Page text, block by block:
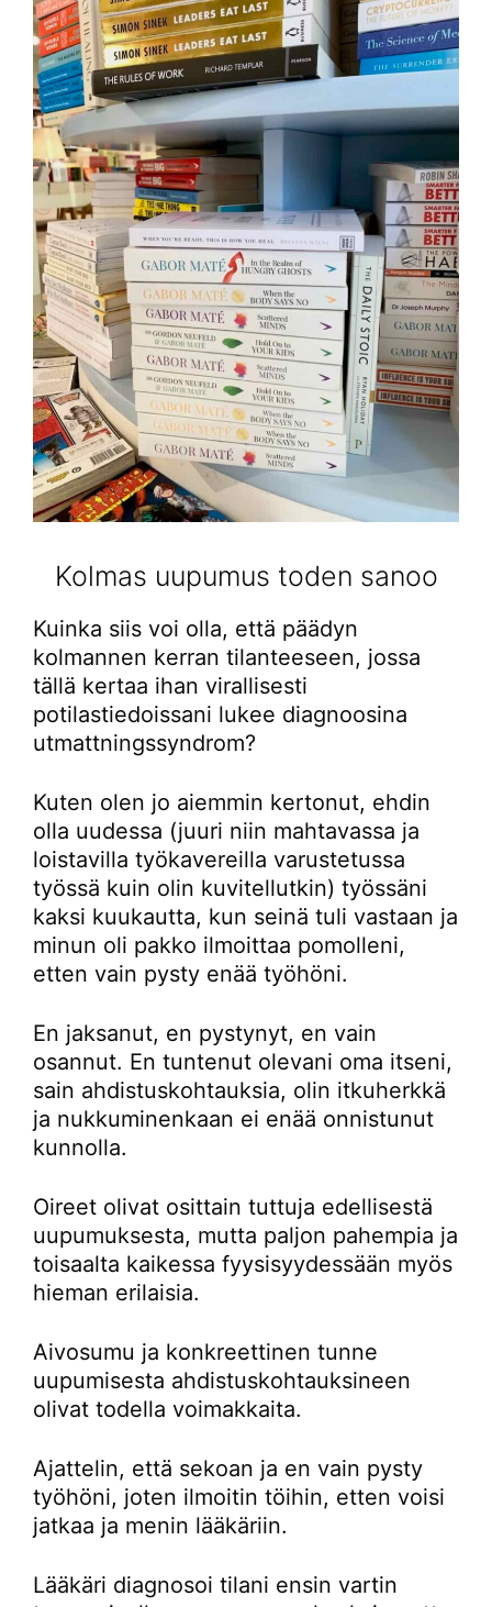
Kolmas uupumus toden sanoo
Kuinka siis voi olla, että päädyn
kolmannen kerran tilanteeseen, jossa
tällä kertaa ihan virallisesti
potilastiedoissani lukee diagnoosina
utmattningssyndrom?
Kuten olen jo aiemmin kertonut, ehdin
olla uudessa (juuri niin mahtavassa ja
loistavilla työkavereilla varustetussa
työssä kuin olin kuvitellutkin) työssäni
kaksi kuukautta, kun seinä tuli vastaan ja
minun oli pakko ilmoittaa pomolleni,
etten vain pysty enää työhöni.
En jaksanut, en pystynyt, en vain
osannut. En tuntenut olevani oma itseni,
sain ahdistuskohtauksia, olin itkuherkkä
ja nukkuminenkaan ei enää onnistunut
kunnolla.
Oireet olivat osittain tuttuja edellisestä
uupumuksesta, mutta paljon pahempia ja
toisaalta kaikessa fyysisyydessään myös
hieman erilaisia.
Aivosumu ja konkreettinen tunne
uupumisesta ahdistuskohtauksineen
olivat todella voimakkaita.
Ajattelin, että sekoan ja en vain pysty
työhöni, joten ilmoitin töihin, etten voisi
jatkaa ja menin lääkäriin.
Lääkäri diagnosoi tilani ensin vartin